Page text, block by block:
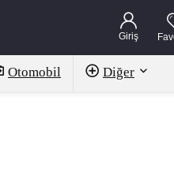
Giriş
Otomobil Diğer